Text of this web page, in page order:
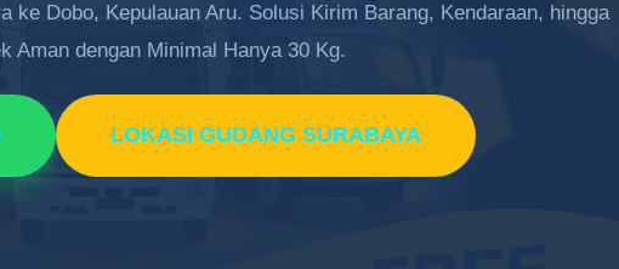
ke Dobo, Kepulauan Aru. Solusi Kirim Barang, Kendaraan, hingga
Aman dengan Minimal Hanya 30 Kg.
LOKASI GUDANG SURABAYA